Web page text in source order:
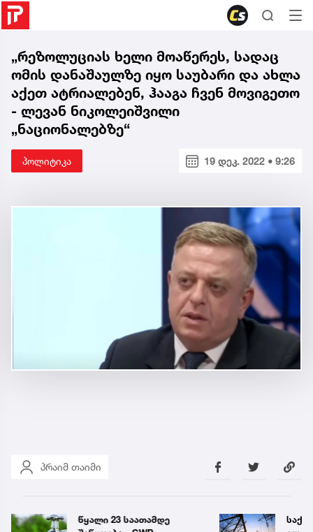
„რეზოლუციას ხელი მოაწერეს, სადაც
ომის დანაშაულზე იყო საუბარი და ახლა
აქეთ ატრიალებენ, ჰააგა ჩვენ მოვიგეთო
- ლევან ნიკოლეიშვილი
„ნაციონალებზე“
პოლიტიკა 19 დეკ. 2022 • 9:26
პრაიმ თაიმი
საქართველოს